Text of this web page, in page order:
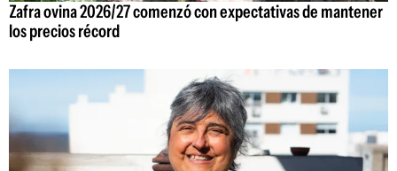
Zafra ovina 2026/27 comenzó con expectativas de mantener
los precios récord